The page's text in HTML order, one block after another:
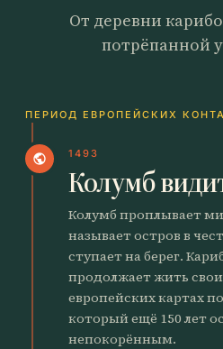
От деревни
потрёпанной
ПЕРИОД ЕВРОПЕЙСКИХ
public 1493
Колумб
Колумб проплывает
называет остров в
ступает на берег.
продолжает жить
европейских картах
который ещё 150 лет
непокорённым.